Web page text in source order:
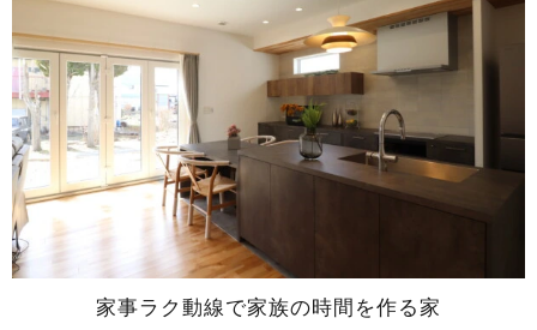
家事ラク動線で家族の時間を作る家